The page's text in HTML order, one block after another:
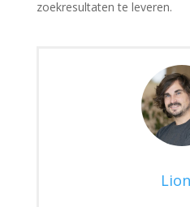
zoekresultaten te leveren.